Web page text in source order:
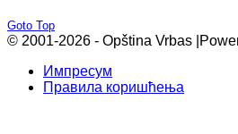
Goto Top
© 2001-2026 - Opština Vrbas |
Импресум
Правила коришћења